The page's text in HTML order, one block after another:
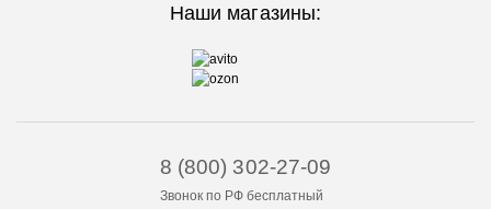
Наши магазины:
8 (800) 302-27-09
Звонок по РФ бесплатный